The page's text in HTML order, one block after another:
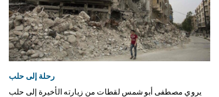
رحلة إلى حلب
يروي مصطفى أبو شمس لقطات من زيارته الأخيرة إلى حلب